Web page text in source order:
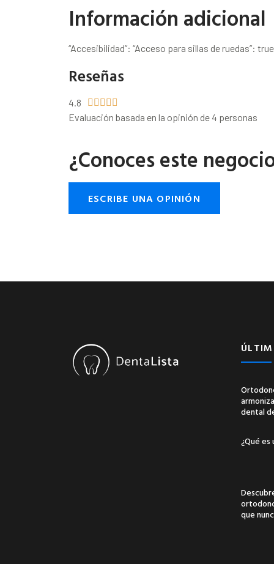
Información adicional
“Accesibilidad”: “Acceso para sillas de ruedas”:
Reseñas
4.8     
Evaluación basada en la opinión de 4 personas
¿Conoces este
ESCRIBE UNA OPINIÓN
dental
¿Qué
que